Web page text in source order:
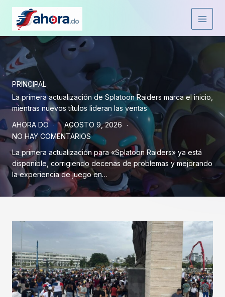
contenido
PRINCIPAL
La primera actualización de Splatoon Raiders marca el inicio,
mientras nuevos títulos lideran las ventas
AHORA DO
AGOSTO 9, 2026
NO HAY COMENTARIOS
La primera actualización para «Splatoon Raiders» ya está
disponible, corrigiendo decenas de problemas y mejorando
la experiencia de juego en…